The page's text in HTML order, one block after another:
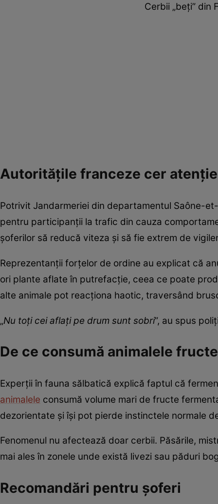
Cerbii „beți”
Autoritățile franceze cer
Potrivit Jandarmeriei din departamentul Saône-
pentru participanții la trafic din cauza
șoferilor să reducă viteza și să fie extrem de
Reprezentanții forțelor de ordine au explicat că
ori plante aflate în putrefacție, ceea ce poate
alte animale pot reacționa haotic, traversând
„Nu toți cei aflați pe drum sunt sobri”, au spus
De ce consumă animalele
Experții în fauna sălbatică explică faptul că
animalele consumă volume mari de fructe
dezorientate și își pot pierde instinctele normale
Fenomenul nu afectează doar cerbii. Păsările,
mai ales în zonele unde există livezi sau păduri
Recomandări pentru șoferi